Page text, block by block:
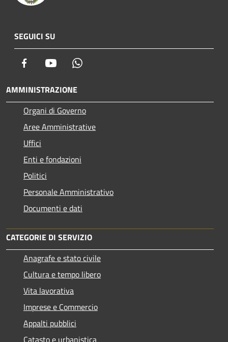
SEGUICI SU
Facebook Youtube
AMMINISTRAZIONE
Organi di Governo
Aree Amministrative
Uffici
Enti e fondazioni
Politici
Personale Amministrativo
Documenti e dati
CATEGORIE DI SERVIZIO
Anagrafe e stato civile
Cultura e tempo libero
Vita lavorativa
Imprese e Commercio
Appalti pubblici